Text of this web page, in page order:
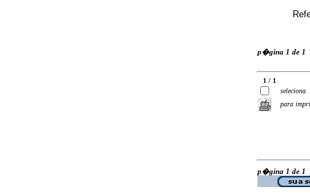
p�gina 1 de 1
1 / 1
seleciona
para
p�gina 1 de 1